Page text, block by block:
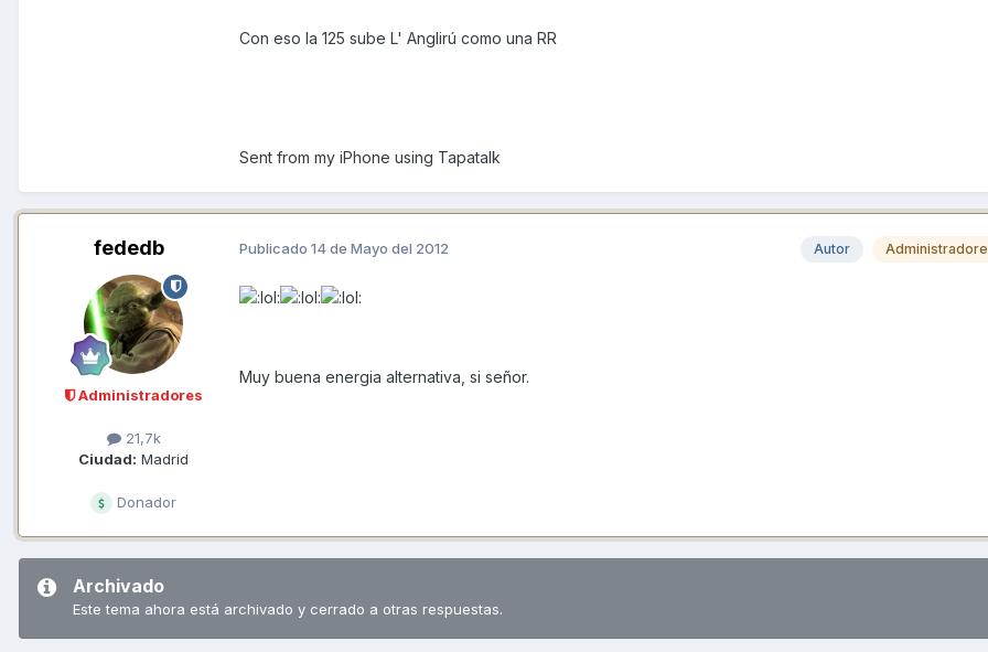
Con eso la 125 sube L' Anglirú como una RR
Sent from my iPhone using Tapatalk
fededb
Administradores
21,7k
Ciudad: Madrid
Donador
Autor
Publicado 14 de Mayo del 2012
Muy buena energia alternativa, si señor.
Archivado
Este tema ahora está archivado y cerrado a otras respuestas.